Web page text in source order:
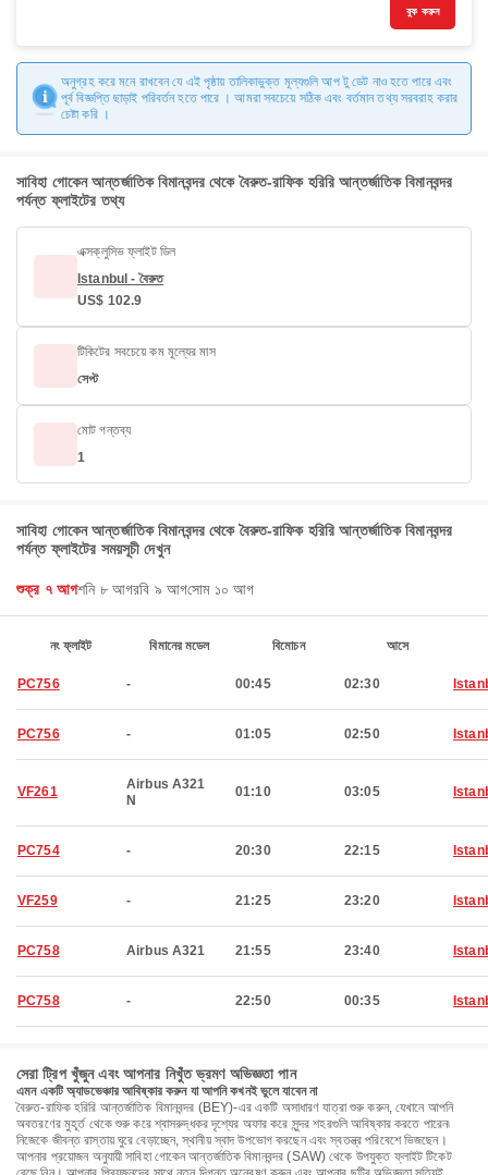
বুক করুন
অনুগ্রহ করে মনে রাখবেন যে এই পৃষ্ঠায় তালিকাভুক্ত মূল্যগুলি আপ টু ডেট নাও হতে পারে এবং
পূর্ব বিজ্ঞপ্তি ছাড়াই পরিবর্তন হতে পারে । আমরা সবচেয়ে সঠিক এবং বর্তমান তথ্য সরবরাহ করার
চেষ্টা করি ।
সাবিহা গোকেন আন্তর্জাতিক বিমানবন্দর থেকে বৈরুত-রাফিক হরিরি আন্তর্জাতিক বিমানবন্দর
পর্যন্ত ফ্লাইটের তথ্য
এক্সক্লুসিভ ফ্লাইট ডিল
Istanbul - বৈরুত
US$ 102.9
টিকিটের সবচেয়ে কম মূল্যের মাস
সেপ্ট
মোট গন্তব্য
1
সাবিহা গোকেন আন্তর্জাতিক বিমানবন্দর থেকে বৈরুত-রাফিক হরিরি আন্তর্জাতিক বিমানবন্দর
পর্যন্ত ফ্লাইটের সময়সূচী দেখুন
শুক্র ৭ আগশনি ৮ আগরবি ৯ আগসোম ১০ আগ
নং ফ্লাইট বিমানের মডেল বিমোচন আসে
PC756 - 00:45 02:30
PC756 - 01:05 02:50
VF261
Airbus A321
N
01:10 03:05
PC754 - 20:30 22:15
VF259 - 21:25 23:20
PC758 Airbus A321 21:55 23:40
PC758 - 22:50 00:35
সেরা ট্রিপ খুঁজুন এবং আপনার নিখুঁত ভ্রমণ অভিজ্ঞতা পান
এমন একটি অ্যাডভেঞ্চার আবিষ্কার করুন যা আপনি কখনই ভুলে যাবেন না
বৈরুত-রাফিক হরিরি আন্তর্জাতিক বিমানবন্দর (BEY)-এর একটি অসাধারণ যাত্রা শুরু করুন, যেখানে আপনি
অবতরণের মুহূর্ত থেকে শুরু করে শ্বাসরুদ্ধকর দৃশ্যের অফার করে সুন্দর শহরগুলি আবিষ্কার করতে পারেন৷
নিজেকে জীবন্ত রাস্তায় ঘুরে বেড়াচ্ছেন, স্থানীয় স্বাদ উপভোগ করছেন এবং স্বতন্ত্র পরিবেশে ভিজছেন।
আপনার প্রয়োজন অনুযায়ী সাবিহা গোকেন আন্তর্জাতিক বিমানবন্দর (SAW) থেকে উপযুক্ত ফ্লাইট টিকেট